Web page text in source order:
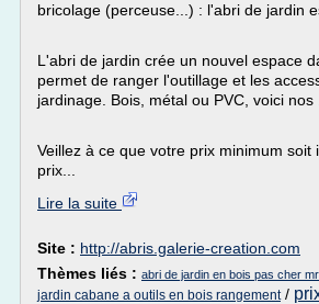
bricolage (perceuse...) : l'abri de jardin
L'abri de jardin crée un nouvel espace
permet de ranger l'outillage et les
jardinage. Bois, métal ou PVC, voici nos
Veillez à ce que votre prix minimum soit
prix...
Lire la suite
Site : http://abris.galerie-creation.com
Thèmes liés : abri de jardin en bois pas cher
jardin cabane a outils en bois rangement/